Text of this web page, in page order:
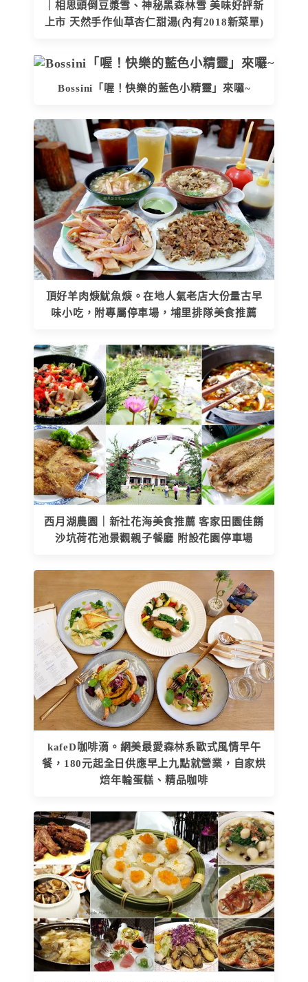
｜相思頭倒豆漿雪、神秘黑森林雪 美味好評新
上市 天然手作仙草杏仁甜湯(內有2018新菜單)
Bossini「喔！快樂的藍色小精靈」來囉~
頂好羊肉焿魷魚焿。在地人氣老店大份量古早
味小吃，附專屬停車場，埔里排隊美食推薦
西月湖農園｜新社花海美食推薦 客家田園佳餚
沙坑荷花池景觀親子餐廳 附設花園停車場
kafeD咖啡滴。網美最愛森林系歐式風情早午
餐，180元起全日供應早上九點就營業，自家烘
焙年輪蛋糕、精品咖啡